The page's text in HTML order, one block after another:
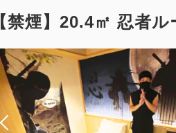
【禁煙】20.4㎡ 忍者